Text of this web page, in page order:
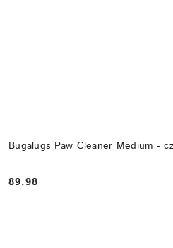
Bugalugs Paw Cleaner Medium -
Cena:
89.98